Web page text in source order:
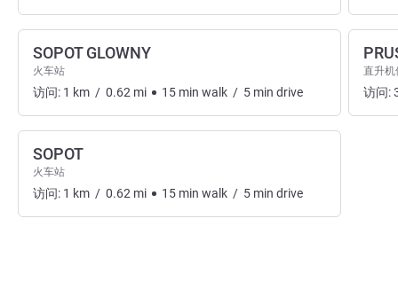
SOPOT GLOWNY
火车站
访问: 1 km / 0.62 mi 15 min walk / 5 min drive
SOPOT
火车站
访问: 1 km / 0.62 mi 15 min walk / 5 min drive
直升
访问: